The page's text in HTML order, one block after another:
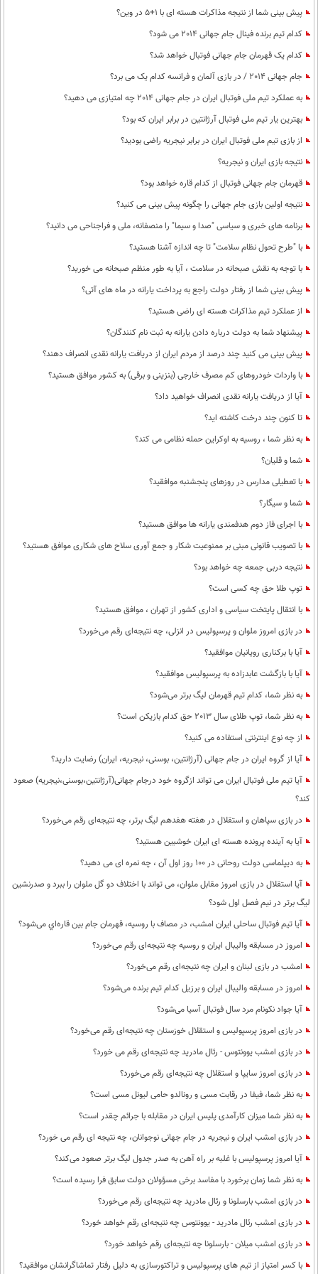
پیش بینی شما از نتیجه مذاکرات هسته ای با 1+5 در وین؟
کدام تیم برنده فینال جام جهانی 2014 می شود؟
کدام یک قهرمان جام جهانی فوتبال خواهد شد؟
جام جهانی 2014 / در بازی آلمان و فرانسه کدام یک می برد؟
به عملکرد تیم ملی فوتبال ایران در جام جهانی 2014 چه امتیازی می دهید؟
بهترین یار تیم ملی فوتبال آرژانتین در برابر ایران که بود؟
از بازی تیم ملی فوتبال ایران در برابر نیجریه راضی بودید؟
نتیجه بازی ایران و نیجریه؟
قهرمان جام جهانی فوتبال از کدام قاره خواهد بود؟
نتیجه اولین بازی جام جهانی را چگونه پیش بینی می کنید؟
برنامه های خبری و سیاسی "صدا و سیما" را منصفانه، ملی و فراجناحی می دانید؟
با "طرح تحول نظام سلامت"‌ تا چه اندازه آشنا هستید؟
با توجه به نقش صبحانه در سلامت ، آیا به طور منظم صبحانه می خورید؟
پیش بینی شما از رفتار دولت راجع به پرداخت یارانه در ماه های آتی؟
از عملکرد تیم مذاکرات هسته ای راضی هستید؟
پیشنهاد شما به دولت درباره دادن یارانه به ثبت نام کنندگان؟
پیش بینی می کنید چند درصد از مردم ایران از دریافت یارانه نقدی انصراف دهند؟
با واردات خودروهای کم مصرف خارجی (بنزینی و برقی) به کشور موافق هستید؟
آیا از دریافت یارانه نقدی انصراف خواهید داد؟
تا کنون چند درخت کاشته اید؟
به نظر شما ، روسیه به اوکراین حمله نظامی می کند؟
شما و قلیان؟
با تعطیلی مدارس در روزهای پنجشنبه موافقید؟
شما و سیگار؟
با اجرای فاز دوم هدفمندی یارانه ها موافق هستید؟
با تصویب قانونی مبنی بر ممنوعیت شکار و جمع آوری سلاح های شکاری موافق هستید؟
نتیجه دربی جمعه چه خواهد بود؟
توپ طلا حق چه کسی است؟
با انتقال پایتخت سیاسی و اداری کشور از تهران ، موافق هستید؟
در بازی امروز ملوان و پرسپولیس در انزلی، چه نتیجه‌ای رقم می‌خورد؟
آیا با برکناری رویانیان موافقید؟
آیا با بازگشت عابدزاده به پرسپولیس موافقید؟
به نظر شما، کدام تیم قهرمان لیگ برتر می‌شود؟
به نظر شما، توپ طلای سال 2013 حق کدام بازیکن است؟
از چه نوع اینترنتی استفاده می کنید؟
آیا از گروه ایران در جام جهانی (آرژانتین، بوسنی، نیجریه، ایران) رضایت دارید؟
آیا تیم ملی فوتبال ایران می تواند ازگروه خود درجام جهانی(آرژانتین،بوسنی،نیجریه) صعود
کند؟
در بازی سپاهان و استقلال در هفته هفدهم لیگ برتر، چه نتیجه‌ای رقم می‌خورد؟
آیا به آینده پرونده هسته ای ایران خوشبین هستید؟
به دیپلماسی دولت روحانی در 100 روز اول آن ، چه نمره ای می دهید؟
آیا استقلال در بازی امروز مقابل ملوان، می تواند با اختلاف دو گل ملوان را ببرد و صدرنشین
لیگ برتر در نیم فصل اول شود؟
آیا تیم فوتبال ساحلی ایران امشب، در مصاف با روسیه، قهرمان جام بین قاره‌اي می‌شود؟
امروز در مسابقه والیبال ایران و روسیه چه نتیجه‌ای رقم می‌خورد؟
امشب در بازی لبنان و ایران چه نتیجه‌ای رقم می‌خورد؟
امروز در مسابقه والیبال ایران و برزیل کدام تیم برنده می‌شود؟
آیا جواد نکونام مرد سال فوتبال آسیا می‌شود؟
در بازی امروز پرسپولیس و استقلال خوزستان چه نتیجه‌ای رقم می‌خورد؟
در بازی امشب یوونتوس - رئال مادرید چه نتیجه‌ای رقم می خورد؟
در بازی امروز سایپا و استقلال چه نتیجه‌ای رقم می‌خورد؟
به نظر شما، فیفا در رقابت مسی و رونالدو حامی لیونل مسی است؟
به نظر شما میزان کارآمدی پلیس ایران در مقابله با جرائم چقدر است؟
در بازی امشب ایران و نیجریه در جام جهانی نوجوانان، چه نتیجه ای رقم می خورد؟
آیا امروز پرسپولیس با غلبه بر راه آهن به صدر جدول لیگ برتر صعود می‌کند؟
به نظر شما زمان برخورد با مفاسد برخی مسؤولان دولت سابق فرا رسیده است؟
در بازی امشب بارسلونا و رئال مادرید چه نتیجه‌ای رقم می‌خورد؟
در بازی امشب رئال مادرید - یوونتوس چه نتیجه‌ای رقم خواهد خورد؟
در بازی امشب میلان - بارسلونا چه نتیجه‌ای رقم خواهد خورد؟
با کسر امتیاز از تیم های پرسپولیس و تراکتورسازی به دلیل رفتار تماشاگرانشان موافقید؟